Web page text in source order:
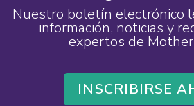
Nuestro boletín electrónico
información, noticias y
expertos de
INSCRIBIRSE